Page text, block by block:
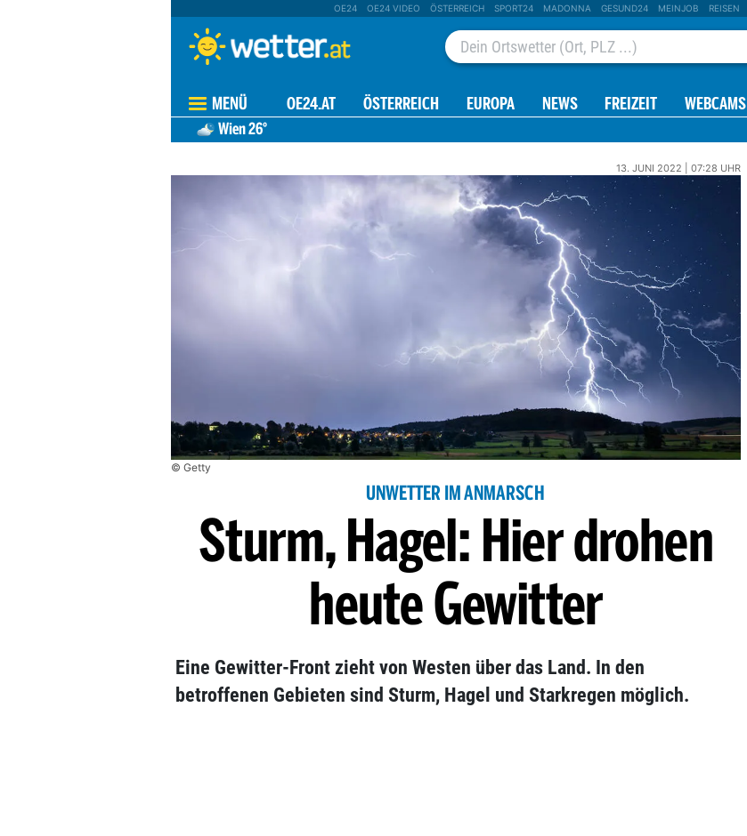
OE24 OE24 VIDEO ÖSTERREICH SPORT24 MADONNA GESUND24 MEINJOB REISEN
MENÜ OE24.AT ÖSTERREICH EUROPA NEWS FREIZEIT WEBCAMS
Wien26°
13. JUNI 2022 | 07:28 UHR
© Getty
UNWETTER IM ANMARSCH
Sturm, Hagel: Hier drohen
heute Gewitter
Eine Gewitter-Front zieht von Westen über das Land. In den
betroffenen Gebieten sind Sturm, Hagel und Starkregen möglich.